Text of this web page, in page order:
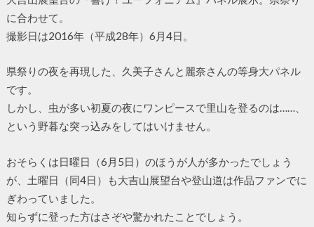
に合わせて。
撮影日は2016年（平成28年）6月4日。
県祭りの夜を再現した、久美子さんと麗奈さんの等身大パネル
です。
しかし、虫が多い初夏の夜にワンピースで里山を登るのは……、
という野暮な突っ込みをしてはいけません。
おそらくは日曜日（6月5日）のほうが人が多かったでしょう
が、土曜日（同4日）も大吉山展望台や登山道は作品ファンでに
ぎわっていました。
知らずに登った方はさぞや驚かれたことでしょう。